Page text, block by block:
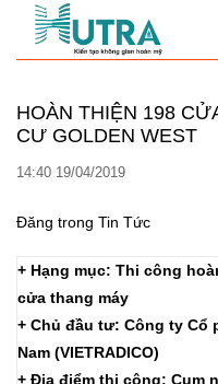
Trang Chủ Tin Tức
HOÀN THIỆN 198
CƯ GOLDEN WEST
14:40 19/04/2019
Đăng trong Tin Tức
+ Hạng mục: Thi công
cửa thang máy
+ Chủ đầu tư: Công ty Cổ
Nam (VIETRADICO)
+ Địa điểm thi công: Cụm